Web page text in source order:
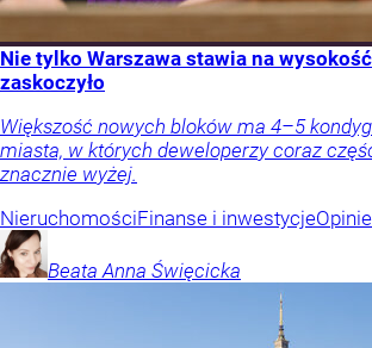
Nie tylko Warszawa stawia na
zaskoczyło
Większość nowych bloków ma 4–5
miasta, w których deweloperzy coraz
znacznie wyżej.
NieruchomościFinanse i inwestycje
Beata Anna Święcicka